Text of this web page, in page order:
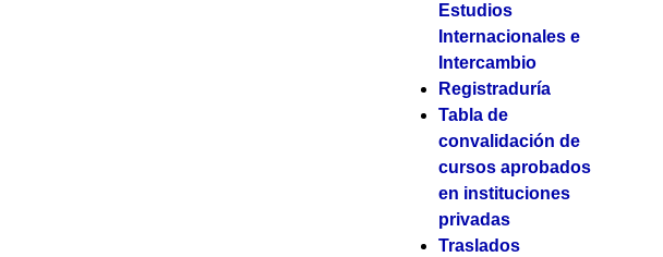
Estudios
Internacionales e
Intercambio
Registraduría
Tabla de
convalidación de
cursos aprobados
en instituciones
privadas
Traslados